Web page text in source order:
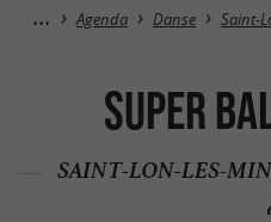
Agenda Danse Saint-
Super
SAINT-LON-LES-